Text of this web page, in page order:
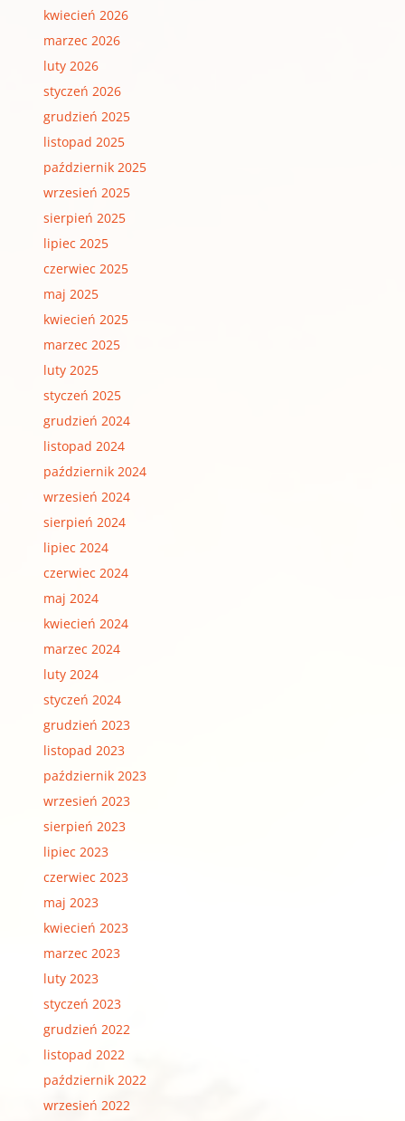
kwiecień 2026
marzec 2026
luty 2026
styczeń 2026
grudzień 2025
listopad 2025
październik 2025
wrzesień 2025
sierpień 2025
lipiec 2025
czerwiec 2025
maj 2025
kwiecień 2025
marzec 2025
luty 2025
styczeń 2025
grudzień 2024
listopad 2024
październik 2024
wrzesień 2024
sierpień 2024
lipiec 2024
czerwiec 2024
maj 2024
kwiecień 2024
marzec 2024
luty 2024
styczeń 2024
grudzień 2023
listopad 2023
październik 2023
wrzesień 2023
sierpień 2023
lipiec 2023
czerwiec 2023
maj 2023
kwiecień 2023
marzec 2023
luty 2023
styczeń 2023
grudzień 2022
listopad 2022
październik 2022
wrzesień 2022